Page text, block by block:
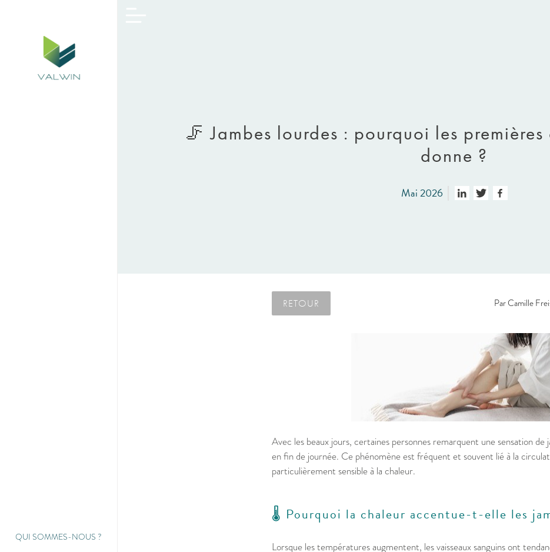
🦵 Jambes lourdes : pourquoi les
donne ?
Mai 2026
RETOUR ParCamille
Avec les beaux jours, certaines personnes remarquent une sensation de
en fin de journée. Ce phénomène est fréquent et souvent lié à la
particulièrement sensible à la chaleur.
🌡️ Pourquoi la chaleur accentue-t-elle les
Lorsque les températures augmentent, les vaisseaux sanguins ont
QUI SOMMES-NOUS ?